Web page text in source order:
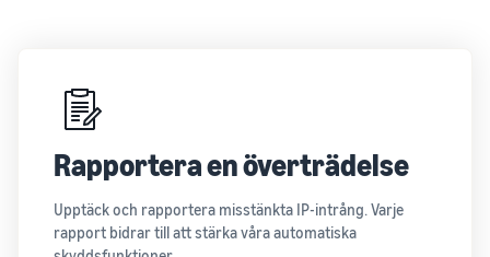
Rapportera en överträdelse
Upptäck och rapportera misstänkta IP-intrång. Varje
rapport bidrar till att stärka våra automatiska